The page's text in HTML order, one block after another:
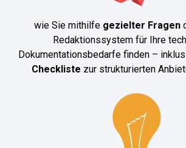
wie Sie mithilfe gezielter Fragen
Redaktionssystem für Ihre
Dokumentationsbedarfe finden –
Checkliste zur strukturierten